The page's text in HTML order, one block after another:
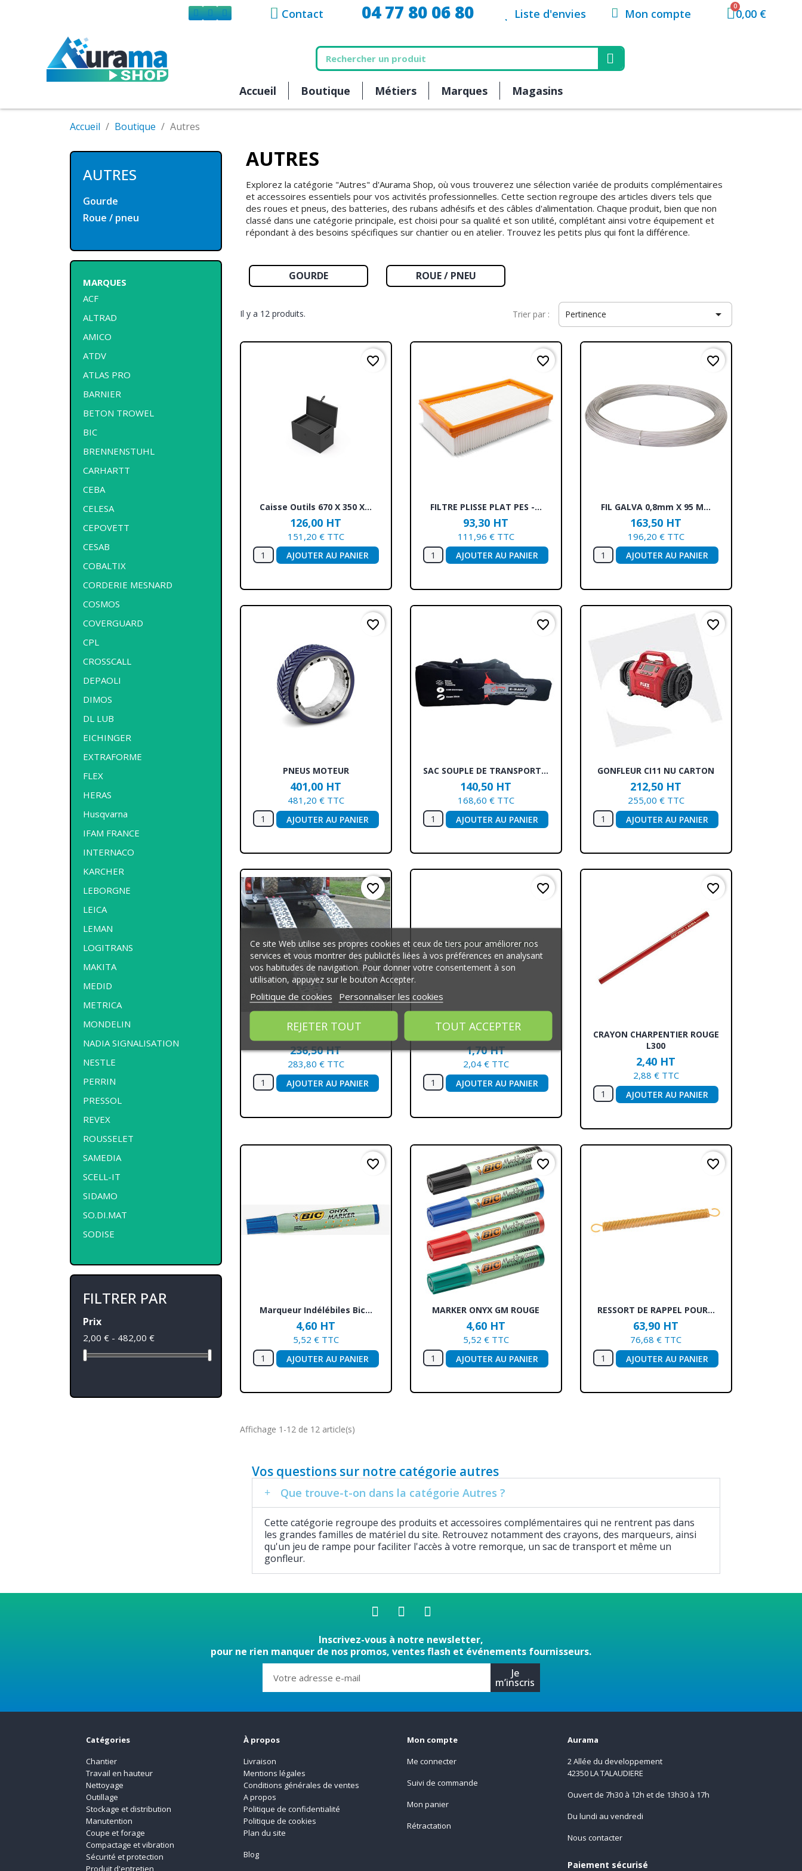
Contact 04 77 80 06 80 Liste d'envies Mon compte 0,00 €
Accueil Boutique Métiers Marques Magasins
Accueil Boutique Autres
AUTRES
Gourde
Roue / pneu
MARQUES
ACF
ALTRAD
AMICO
ATDV
ATLAS PRO
BARNIER
BETON TROWEL
BIC
BRENNENSTUHL
CARHARTT
CEBA
CELESA
CEPOVETT
CESAB
COBALTIX
CORDERIE MESNARD
COSMOS
COVERGUARD
CPL
CROSSCALL
DEPAOLI
DIMOS
DL LUB
EICHINGER
EXTRAFORME
FLEX
HERAS
Husqvarna
IFAM FRANCE
INTERNACO
KARCHER
LEBORGNE
LEICA
LEMAN
LOGITRANS
MAKITA
MEDID
METRICA
MONDELIN
NADIA SIGNALISATION
NESTLE
PERRIN
PRESSOL
REVEX
ROUSSELET
SAMEDIA
SCELL-IT
SIDAMO
SO.DI.MAT
SODISE
FILTRER PAR
Prix
2,00 € - 482,00 €
AUTRES
Explorez la catégorie "Autres" d'Aurama Shop, où vous trouverez une sélection variée de produits complémentaires
et accessoires essentiels pour vos activités professionnelles. Cette section regroupe des articles divers tels que
des roues et pneus, des batteries, des rubans adhésifs et des câbles d'alimentation. Chaque produit, bien que non
classé dans une catégorie principale, est choisi pour sa qualité et son utilité, complétant ainsi votre équipement et
répondant à des besoins spécifiques sur chantier ou en atelier. Trouvez les petits plus qui font la différence.
GOURDE ROUE / PNEU
Il y a 12 produits. Trier par : Pertinence 
 Aperçu rapide
Caisse Outils 670 X 350 X...
126,00 HT
151,20 € TTC
AJOUTER AU PANIER
favorite_border
 Aperçu rapide
FILTRE PLISSE PLAT PES -...
93,30 HT
111,96 € TTC
AJOUTER AU PANIER
favorite_border
Aperçu rapide
FIL GALVA 0,8mm X 95 M...
163,50 HT
196,20 € TTC
AJOUTER AU PANIER
favorite_border
Aperçu rapide
PNEUS MOTEUR
401,00 HT
481,20 € TTC
AJOUTER AU PANIER
favorite_border
Aperçu rapide
SAC SOUPLE DE TRANSPORT...
140,50 HT
168,60 € TTC
AJOUTER AU PANIER
favorite_border
Aperçu rapide
GONFLEUR CI11 NU CARTON
212,50 HT
255,00 € TTC
AJOUTER AU PANIER
favorite_border
Aperçu rapide
Jeu De 2 Rampes En...
236,50 HT
283,80 € TTC
AJOUTER AU PANIER
favorite_border
 Aperçu rapide
1,70 HT
2,04 € TTC
AJOUTER AU PANIER
favorite_border
 Aperçu rapide
CRAYON CHARPENTIER ROUGE
L300
2,40 HT
2,88 € TTC
AJOUTER AU PANIER
favorite_border
Aperçu rapide
Marqueur Indélébiles Bic...
4,60 HT
5,52 € TTC
AJOUTER AU PANIER
favorite_border
Aperçu rapide
MARKER ONYX GM ROUGE
4,60 HT
5,52 € TTC
AJOUTER AU PANIER
favorite_border
Aperçu rapide
RESSORT DE RAPPEL POUR...
63,90 HT
76,68 € TTC
AJOUTER AU PANIER
favorite_border
Affichage 1-12 de 12 article(s)
Vos questions sur notre catégorie autres
Que trouve-t-on dans la catégorie Autres ?
Cette catégorie regroupe des produits et accessoires complémentaires qui ne rentrent pas dans
les grandes familles de matériel du site. Retrouvez notamment des crayons, des marqueurs, ainsi
qu'un jeu de rampe pour faciliter l'accès à votre remorque, un sac de transport et même un
gonfleur.
Inscrivez-vous à notre newsletter,
pour ne rien manquer de nos promos, ventes flash et événements fournisseurs.
Je
m’inscris
Catégories
Chantier
Travail en hauteur
Nettoyage
Outillage
Stockage et distribution
Manutention
Coupe et forage
Compactage et vibration
Sécurité et protection
Produit d'entretien
À propos
Livraison
Mentions légales
Conditions générales de ventes
A propos
Politique de confidentialité
Politique de cookies
Plan du site
Blog
Mon compte
Me connecter
Suivi de commande
Mon panier
Rétractation
Aurama
2 Allée du developpement
42350 LA TALAUDIERE
Ouvert de 7h30 à 12h et de 13h30 à 17h
Du lundi au vendredi
Nous contacter
Paiement sécurisé
Ce site Web utilise ses propres cookies et ceux de tiers pour améliorer nos
services et vous montrer des publicités liées à vos préférences en analysant
vos habitudes de navigation. Pour donner votre consentement à son
utilisation, appuyez sur le bouton Accepter.
Politique de cookies Personnaliser les cookies
REJETER TOUT TOUT ACCEPTER